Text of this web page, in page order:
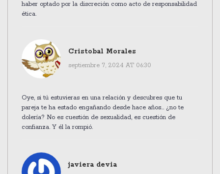
haber optado por la discreción como acto de responsabilidad
ética.
Cristobal Morales
septiembre 7, 2024 AT 06:30
Oye, si tú estuvieras en una relación y descubres que tu
pareja te ha estado engañando desde hace años... ¿no te
dolería? No es cuestión de sexualidad, es cuestión de
confianza. Y él la rompió.
javiera devia